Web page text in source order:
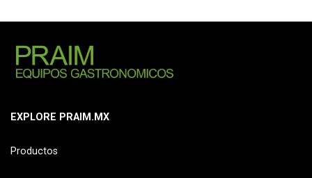
EXPLORE PRAIM.MX
Productos